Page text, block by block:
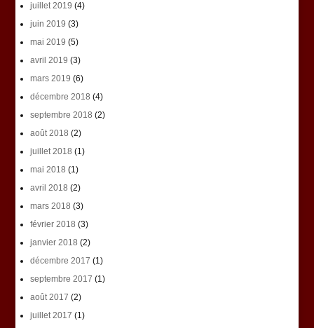
juillet 2019 (4)
juin 2019 (3)
mai 2019 (5)
avril 2019 (3)
mars 2019 (6)
décembre 2018 (4)
septembre 2018 (2)
août 2018 (2)
juillet 2018 (1)
mai 2018 (1)
avril 2018 (2)
mars 2018 (3)
février 2018 (3)
janvier 2018 (2)
décembre 2017 (1)
septembre 2017 (1)
août 2017 (2)
juillet 2017 (1)